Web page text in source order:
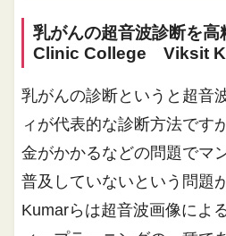
乳がんの超音波診断を
Clinic College Viksit
乳がんの診断というと超音
ィが代表的な診断方法です
金がかかるなどの問題でマ
普及していないという問題
Kumarらは超音波画像によ